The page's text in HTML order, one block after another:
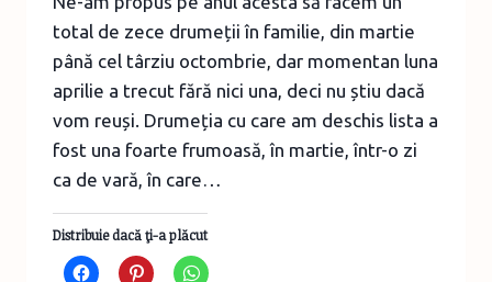
total de zece drumeții în familie, din martie
până cel târziu octombrie, dar momentan luna
aprilie a trecut fără nici una, deci nu știu dacă
vom reuși. Drumeția cu care am deschis lista a
fost una foarte frumoasă, în martie, într-o zi
ca de vară, în care…
Distribuie dacă ţi-a plăcut